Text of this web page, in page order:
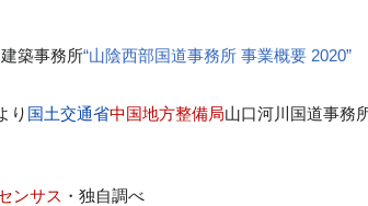
築事務所“山陰西部国道事務所 事業概要 2020”
り 国土交通省中国地方整備局山口河川国道事務
ンサス ・独自調べ